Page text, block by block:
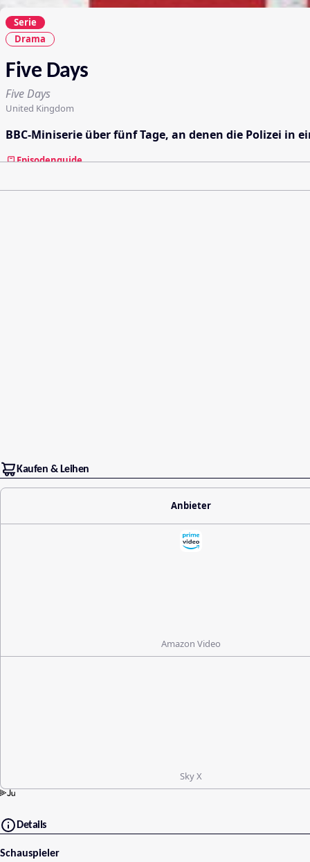
Serie
Drama
Five Days
Five Days
United Kingdom
BBC-Miniserie über fünf Tage, an denen die Polizei
Episodenguide
Kaufen & Leihen
Anbieter
Amazon Video
Sky X
Details
Schauspieler